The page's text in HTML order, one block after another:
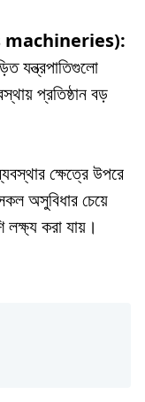
machineries):
যন্ত্রপাতিগুলো
প্রতিষ্ঠান বড়
ক্ষেত্রে উপরে
অসুবিধার চেয়ে
লক্ষ্য করা যায়।